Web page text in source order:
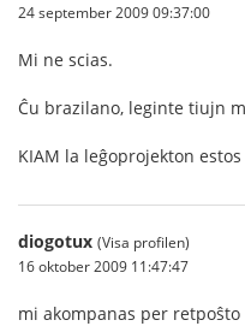
24 september 2009 09:37:00
Mi ne scias.
Ĉu brazilano, leginte tiujn
KIAM la leĝoprojekton
diogotux (Visa profilen)
16 oktober 2009 11:47:47
mi akompanas per retpoŝto